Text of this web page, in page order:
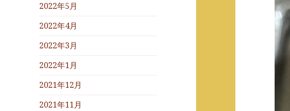
2022年5月
2022年4月
2022年3月
2022年1月
2021年12月
2021年11月